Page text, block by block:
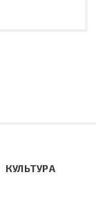
КУЛЬТУРА